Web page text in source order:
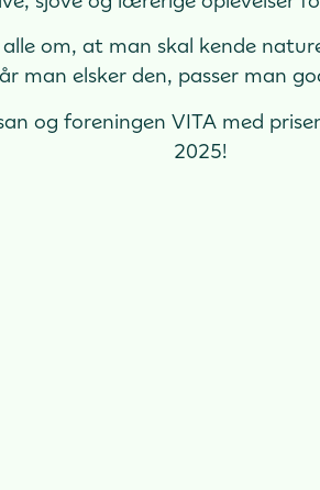
om, at man skal kende
man elsker den, passer man
og foreningen VITA med
2025!